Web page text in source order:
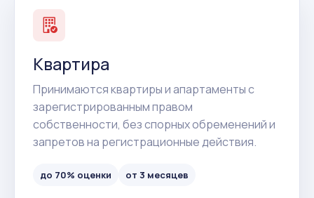
Квартира
Принимаются квартиры и апартаменты с
зарегистрированным правом
собственности, без спорных обременений и
запретов на регистрационные действия.
до 70% оценки от 3 месяцев